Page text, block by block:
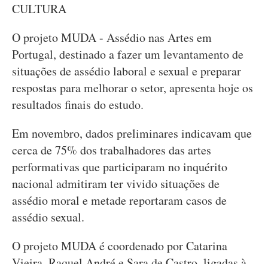
CULTURA
O projeto MUDA - Assédio nas Artes em
Portugal, destinado a fazer um levantamento de
situações de assédio laboral e sexual e preparar
respostas para melhorar o setor, apresenta hoje os
resultados finais do estudo.
Em novembro, dados preliminares indicavam que
cerca de 75% dos trabalhadores das artes
performativas que participaram no inquérito
nacional admitiram ter vivido situações de
assédio moral e metade reportaram casos de
assédio sexual.
O projeto MUDA é coordenado por Catarina